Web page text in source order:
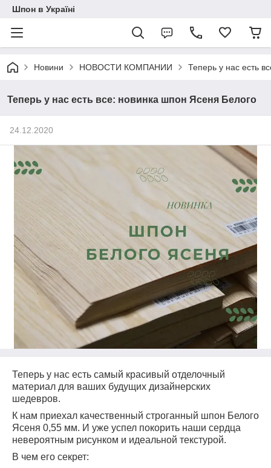
Шпон в Україні
Новини НОВОСТИ КОМПАНИИ Теперь у нас есть
Теперь у нас есть все: новинка шпон Ясеня Белого
24.12.2020
Теперь у нас есть самый красивый отделочный
материал для ваших будущих дизайнерских
шедевров.
К нам приехал качественный строганный шпон Белого
Ясеня 0,55 мм. И уже успел покорить наши сердца
невероятным рисунком и идеальной текстурой.
В чем его секрет: